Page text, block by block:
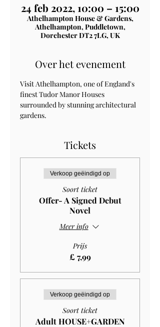
24 feb 2022, 10:00 – 15:00
Athelhampton House & Gardens,
Athelhampton, Puddletown,
Dorchester DT2 7LG, UK
Over het evenement
Visit Athelhampton, one of England's
finest Tudor Manor Houses
surrounded by stunning architectural
gardens.
Tickets
Verkoop geëindigd op
Soort ticket
Offer- A Signed Debut
Novel
Meer info
Prijs
£ 7,99
Verkoop geëindigd op
Soort ticket
Adult HOUSE+GARDEN